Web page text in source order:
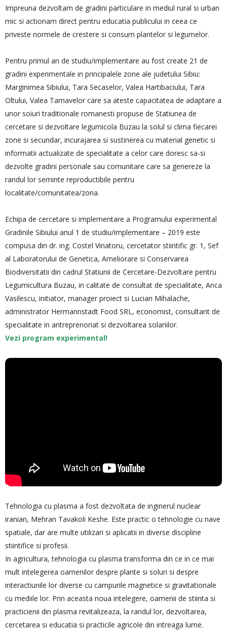
Impreuna dezvoltam de gradini particulare in mediul rural si urban
mic si actionam direct pentru educatia publicului in ceea ce
priveste normele de crestere si consum plantelor si legumelor.
Pentru primul an de studiu/implementare au fost create 21 de
gradini experimentale in principalele zone ale judetului Sibiu:
Marginimea Sibiului, Tara Secaselor, Valea Hartibaciului, Tara
Oltului, Valea Tarnavelor care sa ateste capacitatea de adaptare a
unor soiuri traditionale romanesti propuse de Statiunea de
cercetare si dezvoltare legumicola Buzau la solul si clima fiecarei
zone si secundar, incurajarea si sustinerea cu material genetic si
informatii actualizate de specialitate a celor care doresc sa-si
dezvolte gradini personale sau comunitare care sa genereze la
randul lor seminte reproductibile pentru
localitate/comunitatea/zona.
Echipa de cercetare si implementare a Programului experimental
Gradinile Sibiului anul 1 de studiu/implementare – 2019 este
compusa din dr. ing. Costel Vinatoru, cercetator stiintific gr. 1, Sef
al Laboratorului de Genetica, Ameliorare si Conservarea
Biodiversitatii din cadrul Statiunii de Cercetare-Dezvoltare pentru
Legumicultura Buzau, in calitate de consultat de specialitate, Anca
Vasilescu, initiator, manager proiect si Lucian Mihalache,
administrator Hermannstadt Food SRL, economist, consultant de
specialitate in antreprenoriat si dezvoltarea solariilor.
Vezi program experimental!
Tehnologia cu plasma a fost dezvoltata de inginerul nuclear
iranian, Mehran Tavakoli Keshe. Este practic o tehnologie cu nave
spatiale, dar are multe utilizari si aplicatii in diverse discipline
stiintifice si profesii.
In agricultura, tehnologia cu plasma transforma din ce in ce mai
mult intelegerea oamenilor despre plante si soluri si despre
interactiunile lor diverse cu campurile magnetice si gravitationale
cu mediile lor. Prin aceasta noua intelegere, oamenii de stiinta si
practicienii din plasma revitalizeaza, la randul lor, dezvoltarea,
cercetarea si educatia si practicile agricole din intreaga lume.